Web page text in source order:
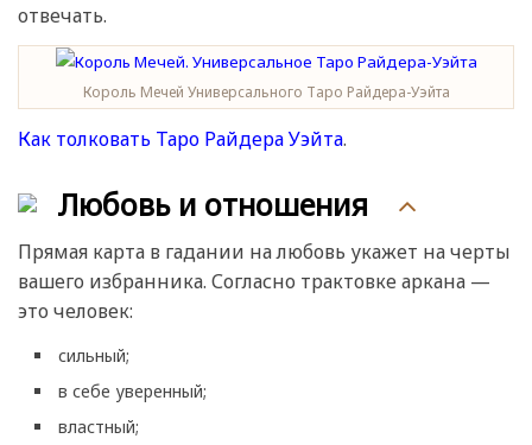
отвечать.
Король Мечей Универсального Таро Райдера-Уэйта
Как толковать Таро Райдера Уэйта.
Любовь и отношения
Прямая карта в гадании на любовь укажет на черты
вашего избранника. Согласно трактовке аркана —
это человек:
сильный;
в себе уверенный;
властный;